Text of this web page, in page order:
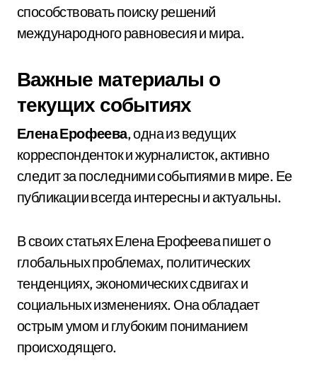
способствовать поиску решений
международного равновесия и мира.
Важные материалы о
текущих событиях
Елена Ерофеева, одна из ведущих
корреспонденток и журналисток, активно
следит за последними событиями в мире. Ее
публикации всегда интересны и актуальны.
В своих статьях Елена Ерофеева пишет о
глобальных проблемах, политических
тенденциях, экономических сдвигах и
социальных изменениях. Она обладает
острым умом и глубоким пониманием
происходящего.